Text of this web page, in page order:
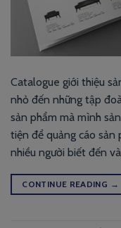
Catalogue giới thiệu
nhỏ đến những tập
sản phẩm mà mình
tiện để quảng cáo sản
nhiều người biết đến và
CONTINUE READING →